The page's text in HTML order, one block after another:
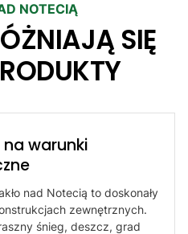
NOTECIĄ
SIĘ
warunki
nad Notecią to doskonały
zewnętrznych.
śnieg, deszcz, grad